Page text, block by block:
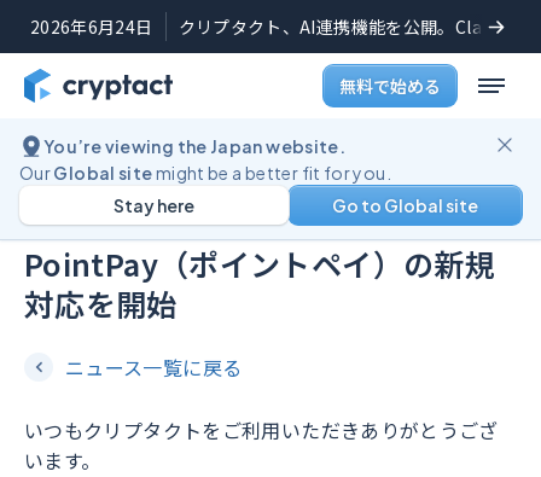
2026年6月24日 クリプタクト、AI連携機能を公開。Claude
無料で始める
You’re viewing the Japan website.
OurGlobal sitemight be a better fit for you.
Go to Global site
Stay here
機能アップデート
Zoomex（ズームエックス）、
PointPay（ポイントペイ）の新規
対応を開始
ニュース一覧に戻る
いつもクリプタクトをご利用いただきありがとうござ
います。